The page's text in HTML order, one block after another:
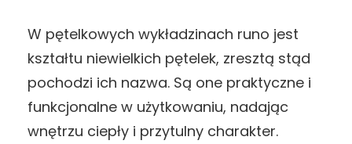
W pętelkowych wykładzinach runo jest
kształtu niewielkich pętelek, zresztą stąd
pochodzi ich nazwa. Są one praktyczne i
funkcjonalne w użytkowaniu, nadając
wnętrzu ciepły i przytulny charakter.